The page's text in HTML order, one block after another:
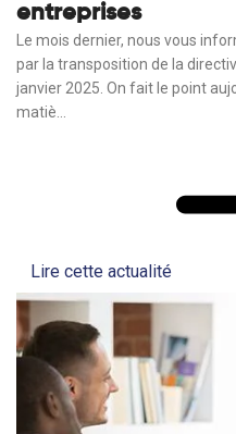
entreprises
Le mois dernier, nous vous
par la transposition de la
janvier 2025. On fait le point
matiè...
Lire cette actualité